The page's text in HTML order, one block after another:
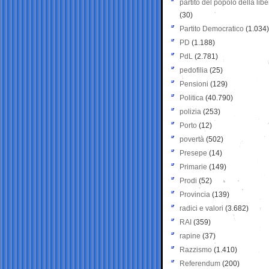
partito del popolo della
(30)
Partito Democratico (1.034)
PD (1.188)
PdL (2.781)
pedofilia (25)
Pensioni (129)
Politica (40.790)
polizia (253)
Porto (12)
povertà (502)
Presepe (14)
Primarie (149)
Prodi (52)
Provincia (139)
radici e valori (3.682)
RAI (359)
rapine (37)
Razzismo (1.410)
Referendum (200)